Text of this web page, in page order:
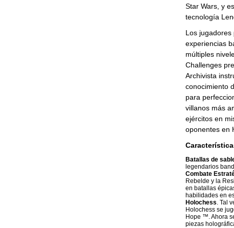
Star Wars, y
tecnología
Los
experiencias
múltiples
Challenges
Archivista
conocimiento
para
villanos más
ejércitos en
oponentes en
Batallas de
legendarios
Combate
Rebelde y la
en batallas
habilidades en
Holochess. Tal
Holochess se
Hope ™. Ahora
piezas